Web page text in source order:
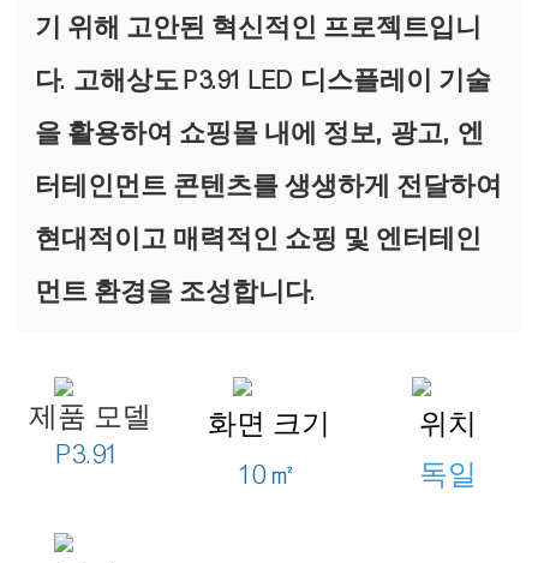
기 위해 고안된 혁신적인 프로젝트입니
다. 고해상도 P3.91 LED 디스플레이 기술
을 활용하여 쇼핑몰 내에 정보, 광고, 엔
터테인먼트 콘텐츠를 생생하게 전달하여
현대적이고 매력적인 쇼핑 및 엔터테인
먼트 환경을 조성합니다.
제품 모델
P3.91
화면 크기
10㎡
위치
독일